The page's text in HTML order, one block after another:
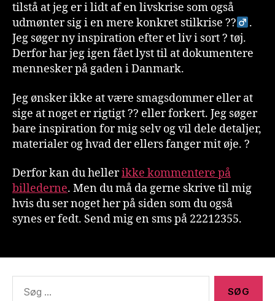
tilstå at jeg er i lidt af en livskrise som også
udmønter sig i en mere konkret stilkrise ??‍
.
Jeg søger ny inspiration efter et liv i sort ? tøj.
Derfor har jeg igen fået lyst til at dokumentere
mennesker på gaden i Danmark.
Jeg ønsker ikke at være smagsdommer eller at
sige at noget er rigtigt ?? eller forkert. Jeg søger
bare inspiration for mig selv og vil dele detaljer,
materialer og hvad der ellers fanger mit øje. ?
Derfor kan du hellerikke kommentere på
billederne. Men du må da gerne skrive til mig
hvis du ser noget her på siden som du også
synes er fedt. Send mig en sms på 22212355.
efter: